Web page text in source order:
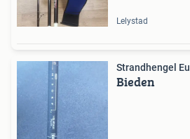
Lelystad
Strandhengel
Bieden